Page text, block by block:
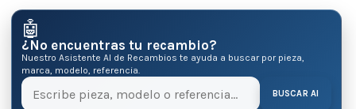
🤖
¿No encuentras tu recambio?
Nuestro Asistente AI de Recambios te ayuda a buscar por pieza,
marca, modelo, referencia.
BUSCAR AI